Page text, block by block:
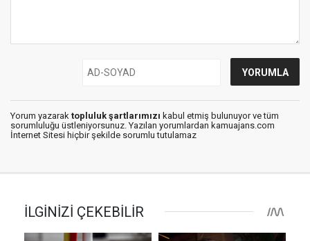
Yorum yazarak topluluk şartlarımızı kabul etmiş bulunuyor ve tüm
sorumluluğu üstleniyorsunuz. Yazılan yorumlardan kamuajans.com
İnternet Sitesi hiçbir şekilde sorumlu tutulamaz